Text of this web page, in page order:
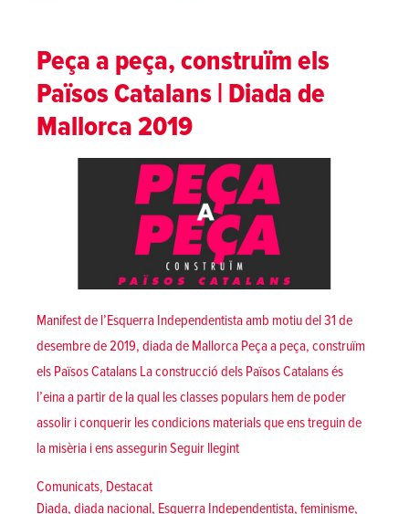
Peça a peça, construïm els
Països Catalans | Diada de
Mallorca 2019
Manifest de l’Esquerra Independentista amb motiu del 31 de
desembre de 2019, diada de Mallorca Peça a peça, construïm
els Països Catalans La construcció dels Països Catalans és
l’eina a partir de la qual les classes populars hem de poder
assolir i conquerir les condicions materials que ens treguin de
la misèria i ens assegurinSeguir llegint«Peça a peça, construïm els
Posted in
Comunicats, Destacat
Tags:
Diada, diada nacional, Esquerra Independentista, feminisme,